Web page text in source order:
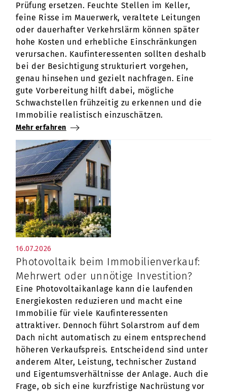
Prüfung ersetzen. Feuchte Stellen im Keller,
feine Risse im Mauerwerk, veraltete Leitungen
oder dauerhafter Verkehrslärm können später
hohe Kosten und erhebliche Einschränkungen
verursachen. Kaufinteressenten sollten deshalb
bei der Besichtigung strukturiert vorgehen,
genau hinsehen und gezielt nachfragen. Eine
gute Vorbereitung hilft dabei, mögliche
Schwachstellen frühzeitig zu erkennen und die
Immobilie realistisch einzuschätzen.
Mehr erfahren
16.07.2026
Photovoltaik beim Immobilienverkauf:
Mehrwert oder unnötige Investition?
Eine Photovoltaikanlage kann die laufenden
Energiekosten reduzieren und macht eine
Immobilie für viele Kaufinteressenten
attraktiver. Dennoch führt Solarstrom auf dem
Dach nicht automatisch zu einem entsprechend
höheren Verkaufspreis. Entscheidend sind unter
anderem Alter, Leistung, technischer Zustand
und Eigentumsverhältnisse der Anlage. Auch die
Frage, ob sich eine kurzfristige Nachrüstung vor